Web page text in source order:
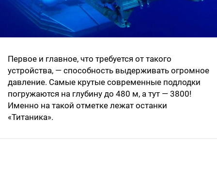
Первое и главное, что требуется от такого
устройства, — способность выдерживать огромное
давление. Самые крутые современные подлодки
погружаются на глубину до 480 м, а тут — 3800!
Именно на такой отметке лежат останки
«Титаника».